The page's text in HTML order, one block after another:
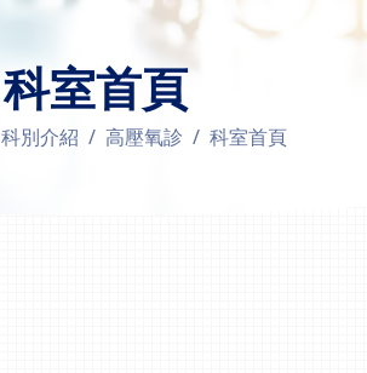
科室首頁
科別介紹 高壓氧診 科室首頁